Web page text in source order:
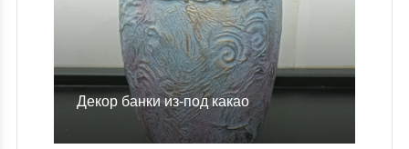
Декор банки из-под какао